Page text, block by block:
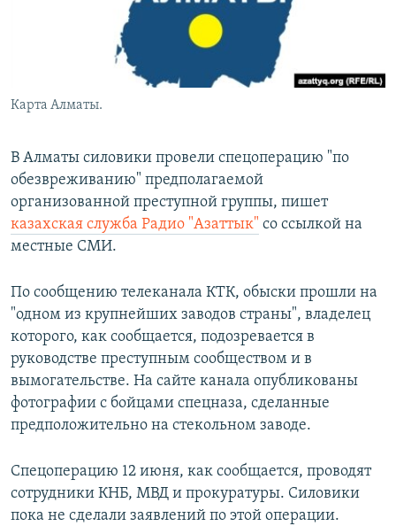
Карта Алматы.
В Алматы силовики провели спецоперацию "по
обезвреживанию" предполагаемой
организованной преступной группы, пишет
казахская служба Радио "Азаттык" со ссылкой на
местные СМИ.
По сообщению телеканала КТК, обыски прошли на
"одном из крупнейших заводов страны", владелец
которого, как сообщается, подозревается в
руководстве преступным сообществом и в
вымогательстве. На сайте канала опубликованы
фотографии с бойцами спецназа, сделанные
предположительно на стекольном заводе.
Спецоперацию 12 июня, как сообщается, проводят
сотрудники КНБ, МВД и прокуратуры. Силовики
пока не сделали заявлений по этой операции.